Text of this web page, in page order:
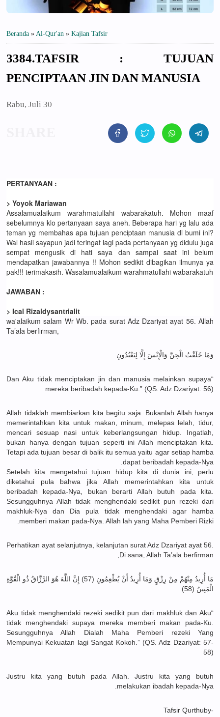
Beranda » Al-Qur'an » Kajian Tafsir
3384.TAFSIR : TUJUAN
PENCIPTAAN JIN DAN MANUSIA
Rabu, Juli 30
PERTANYAAN :
> Yoyok Mariawan
Assalamualaikum warahmatullahi wabarakatuh. Mohon maaf
sebelumnya klo pertanyaan saya aneh. Beberapa hari yg lalu ada
teman yg membahas apa tujuan penciptaan manusia di bumi ini?
Wal hasil sayapun jadi teringat lagi pada pertanyaan yg didulu juga
sempat mengusik di hati saya dan sampai saat ini belum
mendapatkan jawabannya !! Mohon sedikit dibagikan ilmunya ya
pak!!! terimakasih. Wasalamualaikum warahmatullahi wabarakatuh
JAWABAN :
> Ical Rizaldysantrialit
wa'alaikum salam Wr Wb. pada surat Adz Dzariyat ayat 56. Allah
Ta’ala berfirman,
وَمَا خَلَقْتُ الْجِنَّ وَالْإِنْسَ إِلَّا لِيَعْبُدُونِ
“Dan Aku tidak menciptakan jin dan manusia melainkan supaya
mereka beribadah kepada-Ku.” (QS. Adz Dzariyat: 56)
Allah tidaklah membiarkan kita begitu saja. Bukanlah Allah hanya
memerintahkan kita untuk makan, minum, melepas lelah, tidur,
mencari sesuap nasi untuk keberlangsungan hidup. Ingatlah,
bukan hanya dengan tujuan seperti ini Allah menciptakan kita.
Tetapi ada tujuan besar di balik itu semua yaitu agar setiap hamba
dapat beribadah kepada-Nya.
Setelah kita mengetahui tujuan hidup kita di dunia ini, perlu
diketahui pula bahwa jika Allah memerintahkan kita untuk
beribadah kepada-Nya, bukan berarti Allah butuh pada kita.
Sesungguhnya Allah tidak menghendaki sedikit pun rezeki dari
makhluk-Nya dan Dia pula tidak menghendaki agar hamba
memberi makan pada-Nya. Allah lah yang Maha Pemberi Rizki.
Perhatikan ayat selanjutnya, kelanjutan surat Adz Dzariyat ayat 56.
Di sana, Allah Ta’ala berfirman,
مَا أُرِيدُ مِنْهُمْ مِنْ رِزْقٍ وَمَا أُرِيدُ أَنْ يُطْعِمُونِ (57) إِنَّ اللَّهَ هُوَ الرَّزَّاقُ ذُو الْقُوَّةِ
الْمَتِينُ (58)
“Aku tidak menghendaki rezeki sedikit pun dari makhluk dan Aku
tidak menghendaki supaya mereka memberi makan pada-Ku.
Sesungguhnya Allah Dialah Maha Pemberi rezeki Yang
Mempunyai Kekuatan lagi Sangat Kokoh.” (QS. Adz Dzariyat: 57-
58)
Justru kita yang butuh pada Allah. Justru kita yang butuh
melakukan ibadah kepada-Nya.
-Tafsir Qurthuby